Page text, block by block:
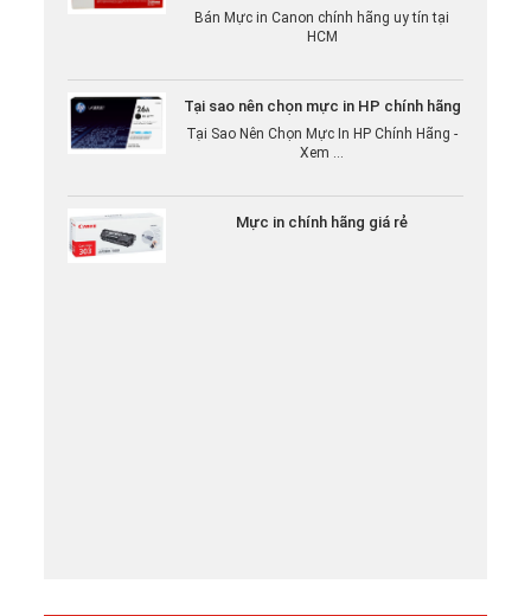
HCM
Tại Sao Nên Chọn Mực In HP Chính Hãng -
Xem ...